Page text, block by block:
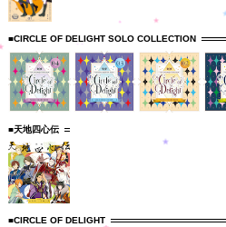
■CIRCLE OF DELIGHT SOLO COLLECTION
■天地四心伝
■CIRCLE OF DELIGHT